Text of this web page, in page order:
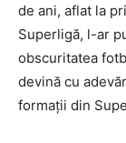
de ani, aflat la
Superligă, l-ar
obscuritatea
devină cu
formații din